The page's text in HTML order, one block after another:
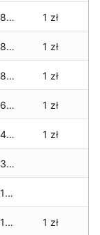
9,580 zł 1 zł
9,580 zł 1 zł
9,580 zł 1 zł
9,560 zł 1 zł
9,540 zł 1 zł
9,530 zł
9,510 zł
9,510 zł 1 zł